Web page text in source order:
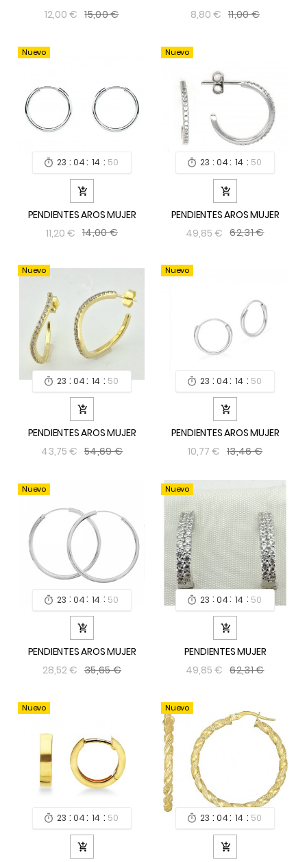
12,00 € 15,00 €
8,80 € 11,00 €
Nuevo
 23 : 04: 14 : 49

PENDIENTES AROS MUJER
11,20 € 14,00 €
Nuevo
 23 : 04: 14 : 49

PENDIENTES AROS MUJER
49,85 € 62,31 €
Nuevo
 23 : 04: 14 : 49

PENDIENTES AROS MUJER
43,75 € 54,69 €
Nuevo
 23 : 04: 14 : 49

PENDIENTES AROS MUJER
10,77 € 13,46 €
Nuevo
 23 : 04: 14 : 49

PENDIENTES AROS MUJER
28,52 € 35,65 €
Nuevo
 23 : 04: 14 : 49

PENDIENTES MUJER
49,85 € 62,31 €
Nuevo
 23 : 04: 14 : 49

Nuevo
 23 : 04: 14 : 49
